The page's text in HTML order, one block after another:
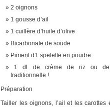
2 oignons
1 gousse d’ail
1 cuillère d’huile d’olive
Bicarbonate de soude
Piment d’Espelette en poudre
1 dl de crème de riz ou
traditionnelle !
Préparation
Tailler les oignons, l’ail et les